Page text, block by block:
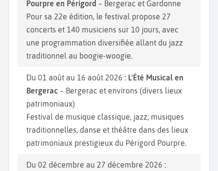
Pourpre en Périgord – Bergerac et Gardonne
Pour sa 22e édition, le festival propose 27
concerts et 140 musiciens sur 10 jours, avec
une programmation diversifiée allant du jazz
traditionnel au boogie-woogie.
Du 01 août au 16 août 2026 : L'Été Musical en
Bergerac – Bergerac et environs (divers lieux
patrimoniaux)
Festival de musique classique, jazz, musiques
traditionnelles, danse et théâtre dans des lieux
patrimoniaux prestigieux du Périgord Pourpre.
Du 02 décembre au 27 décembre 2026 :